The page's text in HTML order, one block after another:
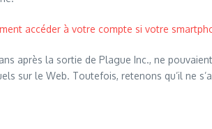
accéder à votre compte si votre
après la sortie de Plague Inc., ne
sur le Web. Toutefois, retenons qu’il ne